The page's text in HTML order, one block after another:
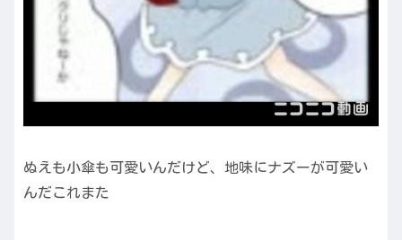
ぬえも小傘も可愛いんだけど、地味にナズーが可愛い
んだこれまた